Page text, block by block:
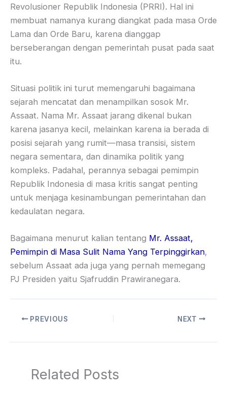
Revolusioner Republik Indonesia (PRRI). Hal ini
membuat namanya kurang diangkat pada masa Orde
Lama dan Orde Baru, karena dianggap
berseberangan dengan pemerintah pusat pada saat
itu.
Situasi politik ini turut memengaruhi bagaimana
sejarah mencatat dan menampilkan sosok Mr.
Assaat. Nama Mr. Assaat jarang dikenal bukan
karena jasanya kecil, melainkan karena ia berada di
posisi sejarah yang rumit—masa transisi, sistem
negara sementara, dan dinamika politik yang
kompleks. Padahal, perannya sebagai pemimpin
Republik Indonesia di masa kritis sangat penting
untuk menjaga kesinambungan pemerintahan dan
kedaulatan negara.
Bagaimana menurut kalian tentang Mr. Assaat,
Pemimpin di Masa Sulit Nama Yang Terpinggirkan,
sebelum Assaat ada juga yang pernah memegang
PJ Presiden yaitu Sjafruddin Prawiranegara.
PREVIOUS NEXT
Related Posts